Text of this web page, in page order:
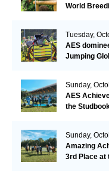
World
Tuesday,
AES
Jumping
Sunday,
AES
the
Sunday,
Amazing
3rd Place at